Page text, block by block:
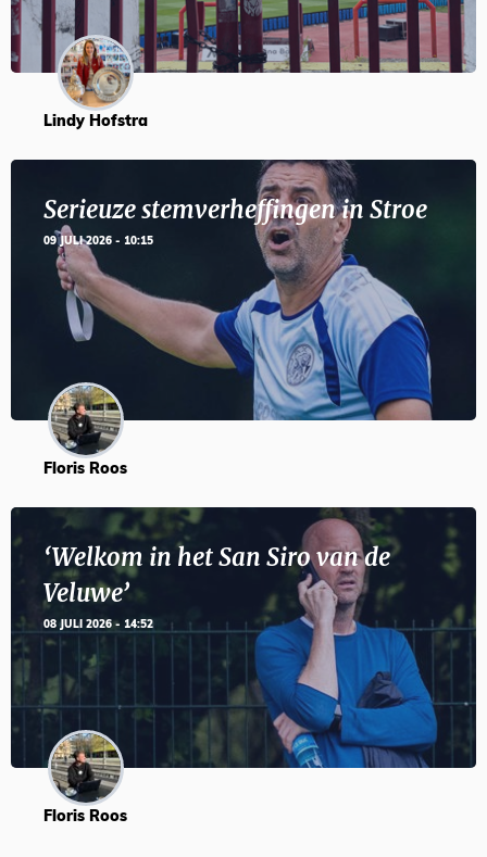
Lindy Hofstra
Serieuze stemverheffingen in Stroe
09 JULI 2026 - 10:15
Floris Roos
‘Welkom in het San Siro van de
Veluwe’
08 JULI 2026 - 14:52
Floris Roos